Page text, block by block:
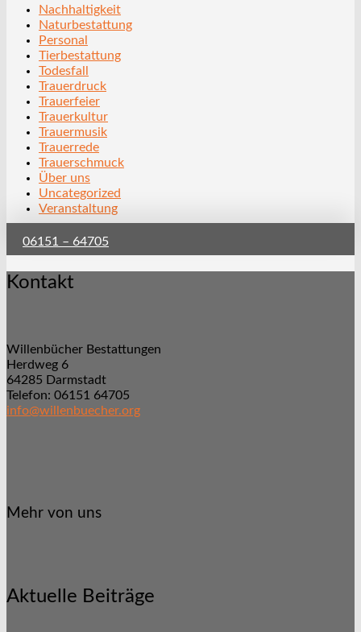
Nachhaltigkeit
Naturbestattung
Personal
Tierbestattung
Todesfall
Trauerdruck
Trauerfeier
Trauerkultur
Trauermusik
Trauerrede
Trauerschmuck
Über uns
Uncategorized
Veranstaltung
06151 – 64705
Kontakt
Willenbücher Bestattungen
Herdweg 6
64285 Darmstadt
Telefon: 06151 64705
info@willenbuecher.org
Mehr von uns
Aktuelle Beiträge